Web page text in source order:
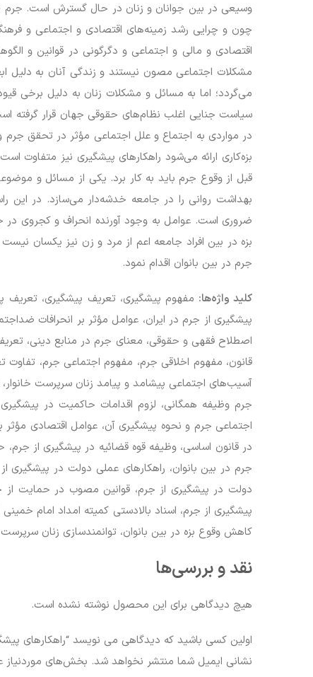
وسیعی در بین جوانان و زنان در حال گسترش است. جرم
چون و چرایی رشد زمینه‌های اقتصادی و اجتماعی و
اقتصادی و مالی و اجتماعی و دگرگونی در قوانین و
مشکلات اجتماعی مصون نیستند و زندگی آنان به دلیل
می‌گردد؛ اما به مسائل و مشکلات زنان به دلیل برخی
سیاست جنایی اغلب نظام‌های حقوقی جهان قرار گرفته
در مواردی به اجتماع و علل اجتماعی مؤثر در تحقق
بزه‌کاری ارائه می‌شود راهکارهای پیشگیری نیز متفاوت
قبل از وقوع جرم باید به کار برد. یکی از مسائل و
بهداشت روانی را در جامعه خدشه‌دار می‌سازد. در این
ضروری است. عوامل به وجود آورنده انحراف و کجروی
بزه در بین افراد جامعه اعم از مرد و زن نیز یکسان
جرم در بین بانوان اقدام نمود.
کلید واژه‌ها: مفهوم پیشگیری، تعریف پیشگیری، تعریف
پیشگیری از جرم در ایران، عوامل مؤثر بر انحرافات
اصطلاح فقهی و حقوقی، معنای جرم در منابع دینی،
قانون، مفهوم اخلاقی جرم، مفهوم اجتماعی جرم، تفاوت
آسیب‌های اجتماعی پیشامد و پیامد زنان سرپرست
جرم وظیفه همگانی، لزوم اقدامات حاکمیت در
اجتماعی جرم و نحوه پیشگیری آن، عوامل اقتصادی مؤثر
در قانون اساسی، وظیفه قوه قضائیه در پیشگیری از
جرم در بین بانوان، راهکارهای عملی دولت در پیشگیری
دولت در پیشگیری از جرم، قوانین مصوب در حمایت از
پیشگیری از جرم، اسناد بالادستی کمیته امداد امام
کاهش وقوع بزه در بین بانوان، توانمندسازی زنان
نقد و بررسی‌ها
هیچ دیدگاهی برای این محصول نوشته نشده است.
اولین کسی باشید که دیدگاهی می نویسد “راهکارهای
نشانی ایمیل شما منتشر نخواهد شد. بخش‌های موردنیاز